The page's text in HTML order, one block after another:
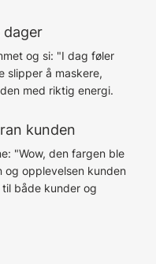
dager
og si: "I dag føler
slipper å maskere,
med riktig energi.
kunden
"Wow, den fargen ble
opplevelsen kunden
både kunder og